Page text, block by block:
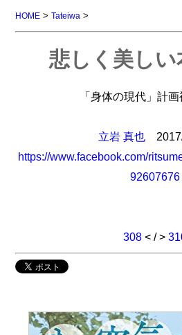
HOME >Tateiwa >
悲しく美し
「身体の現代」計
立岩 真也
https://www.facebook.com/
92607676
308 < / >